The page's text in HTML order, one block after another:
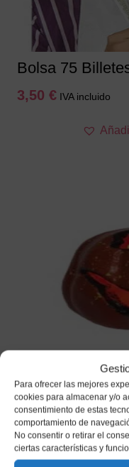
Para ofrecer las mejores
cookies para almacenar y/o
consentimiento de estas
comportamiento de
No consentir o retirar el
ciertas características y
Bolsa 75
3,50 € IVA incluido
CALABAZA
HALLOWEEN
4,60€ IVA incluido